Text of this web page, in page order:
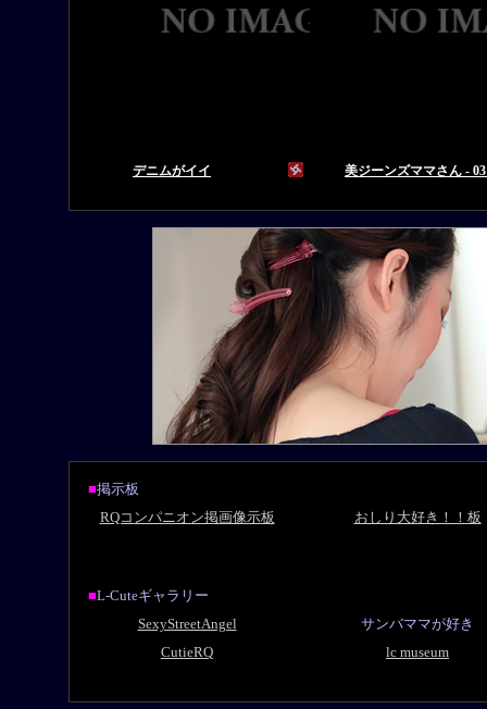
■掲示板
RQコンパニオン掲画像示板
おしり大好き！！板
■L-Cuteギャラリー
SexyStreetAngel
サンバママが好き
CutieRQ
lc museum